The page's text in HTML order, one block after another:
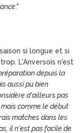
."
si longue et si
L'Anversois n'est
depuis la
aussi pu bien
d'ailleurs pas
comme le début
matches dans les
il n'est pas facile de